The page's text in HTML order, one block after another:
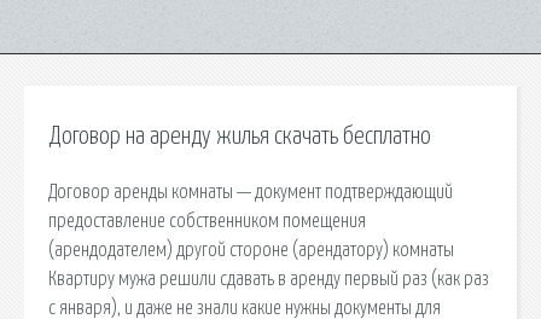
Договор на аренду жилья скачать бесплатно
Договор аренды комнаты — документ подтверждающий
предоставление собственником помещения
(арендодателем) другой стороне (арендатору) комнаты
Квартиру мужа решили сдавать в аренду первый раз (как раз
с января), и даже не знали какие нужны документы для